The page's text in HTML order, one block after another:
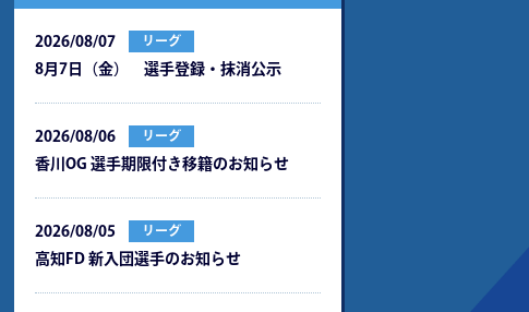
2026/08/07 リーグ
8月7日（金） 選手登録・抹消公示
2026/08/06 リーグ
⾹川OG 選⼿期限付き移籍のお知らせ
2026/08/05 リーグ
⾼知FD 新⼊団選⼿のお知らせ